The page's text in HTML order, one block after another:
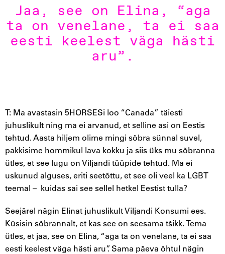
Jaa, see on Elina, “aga
ta on venelane, ta ei saa
eesti keelest väga hästi
aru”.
T: Ma avastasin 5HORSESi loo “Canada” täiesti
juhuslikult ning ma ei arvanud, et selline asi on Eestis
tehtud. Aasta hiljem olime mingi sõbra sünnal suvel,
pakkisime hommikul lava kokku ja siis üks mu sõbranna
ütles, et see lugu on Viljandi tüüpide tehtud. Ma ei
uskunud alguses, eriti seetõttu, et see oli veel ka LGBT
teemal – kuidas sai see sellel hetkel Eestist tulla?
Seejärel nägin Elinat juhuslikult Viljandi Konsumi ees.
Küsisin sõbrannalt, et kas see on seesama tšikk. Tema
ütles, et jaa, see on Elina, “aga ta on venelane, ta ei saa
eesti keelest väga hästi aru”. Sama päeva õhtul nägin